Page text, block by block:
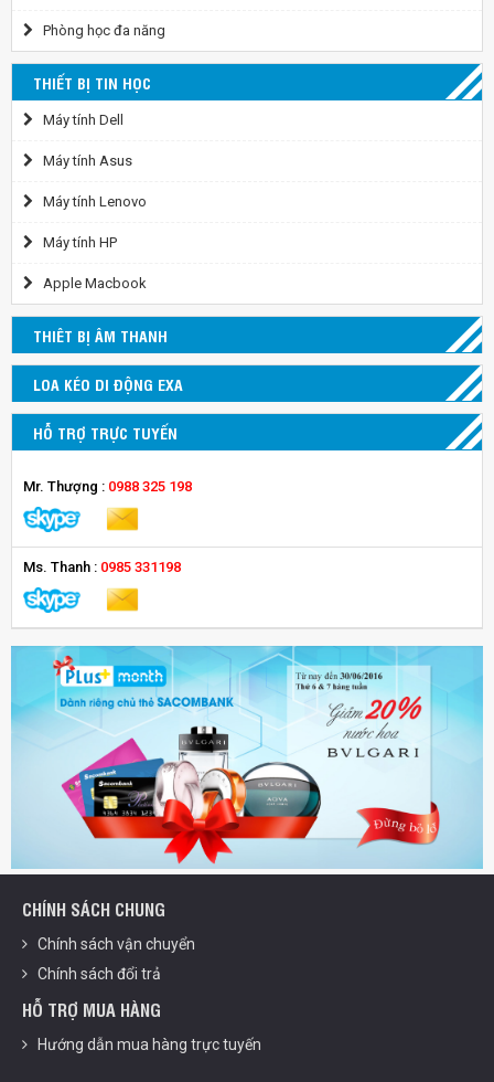
Phòng học đa năng
THIẾT BỊ TIN HỌC
Máy tính Dell
Máy tính Asus
Máy tính Lenovo
Máy tính HP
Apple Macbook
THIÊT BỊ ÂM THANH
LOA KÉO DI ĐỘNG EXA
HỖ TRỢ TRỰC TUYẾN
Mr. Thượng : 0988 325 198
Ms. Thanh : 0985 331198
CHÍNH SÁCH CHUNG
Chính sách vận chuyển
Chính sách đổi trả
HỖ TRỢ MUA HÀNG
Hướng dẫn mua hàng trực tuyến